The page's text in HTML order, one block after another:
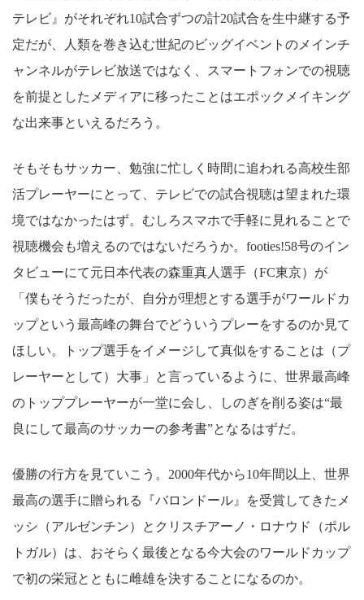
テレビ』がそれぞれ10試合ずつの計20試合を生中継する予
定だが、人類を巻き込む世紀のビッグイベントのメインチ
ャンネルがテレビ放送ではなく、スマートフォンでの視聴
を前提としたメディアに移ったことはエポックメイキング
な出来事といえるだろう。
そもそもサッカー、勉強に忙しく時間に追われる高校生部
活プレーヤーにとって、テレビでの試合視聴は望まれた環
境ではなかったはず。むしろスマホで手軽に見れることで
視聴機会も増えるのではないだろうか。footies!58号のイン
タビューにて元日本代表の森重真人選手（FC東京）が
「僕もそうだったが、自分が理想とする選手がワールドカ
ップという最高峰の舞台でどういうプレーをするのか見て
ほしい。トップ選手をイメージして真似をすることは（プ
レーヤーとして）大事」と言っているように、世界最高峰
のトッププレーヤーが一堂に会し、しのぎを削る姿は“最
良にして最高のサッカーの参考書”となるはずだ。
優勝の行方を見ていこう。2000年代から10年間以上、世界
最高の選手に贈られる『バロンドール』を受賞してきたメ
ッシ（アルゼンチン）とクリスチアーノ・ロナウド（ポル
トガル）は、おそらく最後となる今大会のワールドカップ
で初の栄冠とともに雌雄を決することになるのか。